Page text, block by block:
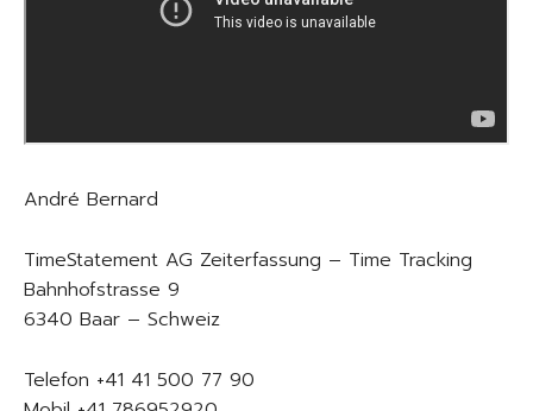
André Bernard
TimeStatement AG Zeiterfassung – Time Tracking
Bahnhofstrasse 9
6340 Baar – Schweiz
Telefon +41 41 500 77 90